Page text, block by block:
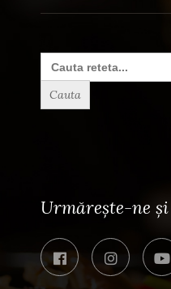
Search
for:
Urmărește-ne